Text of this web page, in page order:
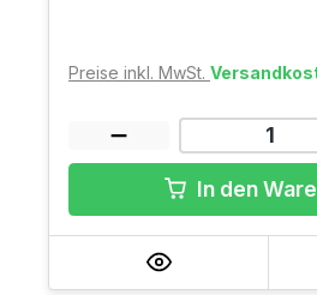
Preise inkl. MwSt.
In den